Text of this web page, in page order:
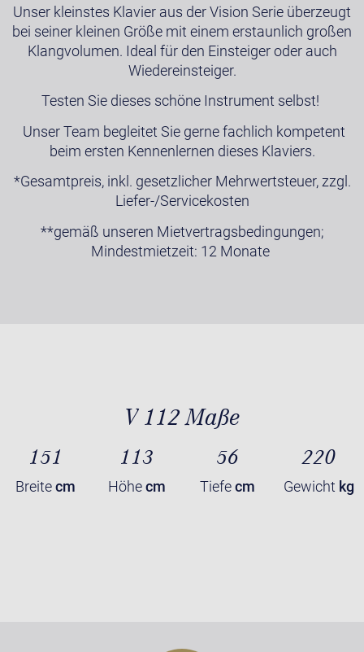
Unser kleinstes Klavier aus der Vision Serie überzeugt
bei seiner kleinen Größe mit einem erstaunlich großen
Klangvolumen. Ideal für den Einsteiger oder auch
Wiedereinsteiger.
Testen Sie dieses schöne Instrument selbst!
Unser Team begleitet Sie gerne fachlich kompetent
beim ersten Kennenlernen dieses Klaviers.
*Gesamtpreis, inkl. gesetzlicher Mehrwertsteuer, zzgl.
Liefer-/Servicekosten
**gemäß unseren Mietvertragsbedingungen;
Mindestmietzeit: 12 Monate
V 112 Maße
151
Breitecm
113
Höhecm
56
Tiefecm
220
Gewicht kg